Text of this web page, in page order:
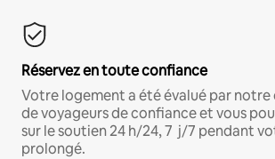
Réservez en toute confiance
Votre logement a été évalué par
de voyageurs de confiance et vous
sur le soutien 24 h/24, 7 j/7 pendant
prolongé.